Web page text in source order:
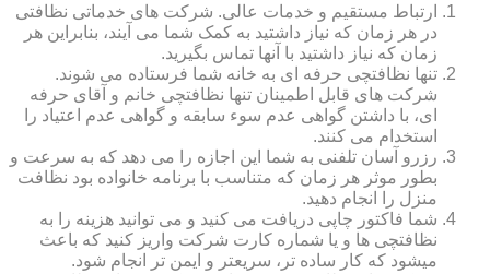
ارتباط مستقیم و خدمات عالی. شرکت های خدماتی نظافتی
در هر زمان که نیاز داشتید به کمک شما می آیند، بنابراین هر
زمان که نیاز داشتید با آنها تماس بگیرید.
تنها نظافتچی حرفه ای به خانه شما فرستاده می شوند.
شرکت های قابل اطمینان تنها نظافتچی خانم و آقای حرفه
ای، با داشتن گواهی عدم سوء سابقه و گواهی عدم اعتیاد را
استخدام می کنند.
رزرو آسان تلفنی به شما این اجازه را می دهد که به سرعت و
بطور موثر هر زمان که متناسب با برنامه خانواده بود نظافت
منزل را انجام دهید.
شما فاکتور چاپی دریافت می کنید و می توانید هزینه را به
نظافتچی ها و یا شماره کارت شرکت واریز کنید که باعث
میشود که کار ساده تر، سریعتر و ایمن تر انجام شود.